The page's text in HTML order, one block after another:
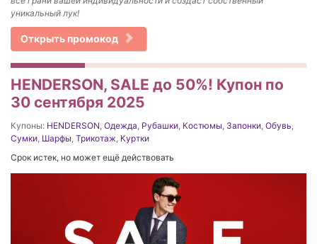
уникальный лук!
Открыть промокод
HENDERSON, SALE до 50%! Купон по
30 сентября 2025
Купоны: HENDERSON Одежда Рубашки Костюмы Запонки Обувь
Сумки Шарфы Трикотаж Куртки
Срок истек, но может ещё действовать